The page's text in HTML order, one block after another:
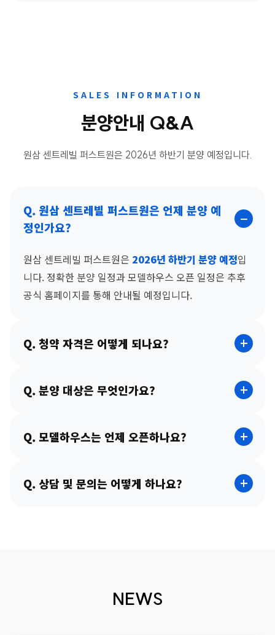
SALES INFORMATION
분양안내 Q&A
원삼 센트레빌 퍼스트원은 2026년 하반기 분양 예정입니다.
Q. 원삼 센트레빌 퍼스트원은 언제 분양 예
정인가요?
원삼 센트레빌 퍼스트원은 2026년 하반기 분양 예정입
니다. 정확한 분양 일정과 모델하우스 오픈 일정은 추후
공식 홈페이지를 통해 안내될 예정입니다.
Q. 청약 자격은 어떻게 되나요?
Q. 분양 대상은 무엇인가요?
Q. 모델하우스는 언제 오픈하나요?
Q. 상담 및 문의는 어떻게 하나요?
NEWS